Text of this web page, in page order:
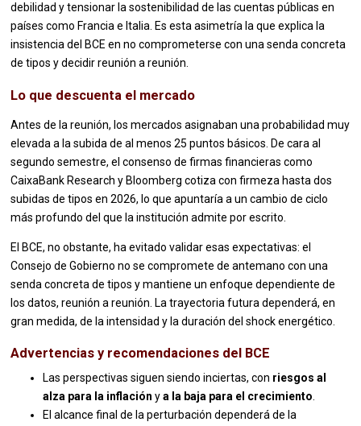
debilidad y tensionar la sostenibilidad de las cuentas públicas en
países como Francia e Italia. Es esta asimetría la que explica la
insistencia del BCE en no comprometerse con una senda concreta
de tipos y decidir reunión a reunión.
Lo que descuenta el mercado
Antes de la reunión, los mercados asignaban una probabilidad muy
elevada a la subida de al menos 25 puntos básicos. De cara al
segundo semestre, el consenso de firmas financieras como
CaixaBank Research y Bloomberg cotiza con firmeza hasta dos
subidas de tipos en 2026, lo que apuntaría a un cambio de ciclo
más profundo del que la institución admite por escrito.
El BCE, no obstante, ha evitado validar esas expectativas: el
Consejo de Gobierno no se compromete de antemano con una
senda concreta de tipos y mantiene un enfoque dependiente de
los datos, reunión a reunión. La trayectoria futura dependerá, en
gran medida, de la intensidad y la duración del shock energético.
Advertencias y recomendaciones del BCE
Las perspectivas siguen siendo inciertas, con riesgos al
alza para la inflación ya la baja para el crecimiento
El alcance final de la perturbación dependerá de la